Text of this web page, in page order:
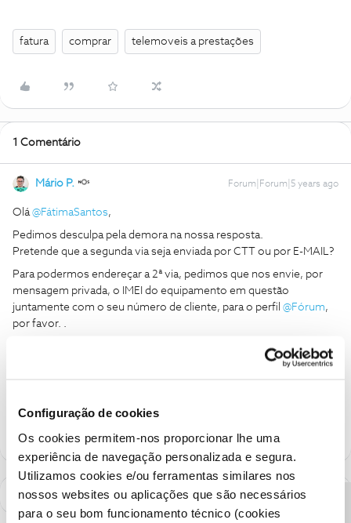
Configuração de cookies
Os cookies permitem-nos proporcionar lhe uma
experiência de navegação personalizada e segura.
Utilizamos cookies e/ou ferramentas similares nos
nossos websites ou aplicações que são necessários
para o seu bom funcionamento técnico (cookies
fatura comprar telemoveis a prestações
1 Comentário
Mário P. Forum|Forum|5 years ago
Olá@FátimaSantos,
Pedimos desculpa pela demora na nossa resposta.
Pretende que a segunda via seja enviada por CTT ou por E-MAIL?
Para podermos endereçar a 2ª via, pedimos que nos envie, por
mensagem privada, o IMEI do equipamento em questão
juntamente com o seu número de cliente, para o perfil @Fórum,
por favor. .
como "Melhor Resposta" e faça "Like" nos melhores comentários.